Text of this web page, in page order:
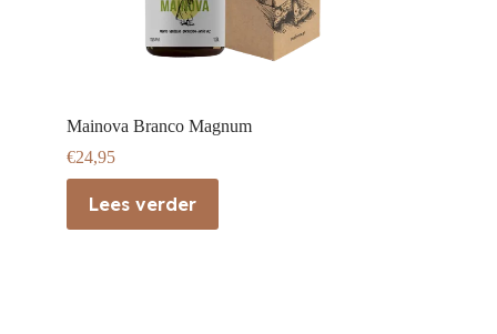
Mainova Branco Magnum
€24,95
Lees verder